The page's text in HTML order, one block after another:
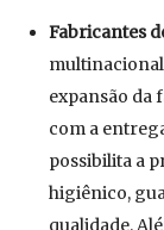
Fabricantes
expansão da
com a
possibilita a
higiênico,
qualidade.